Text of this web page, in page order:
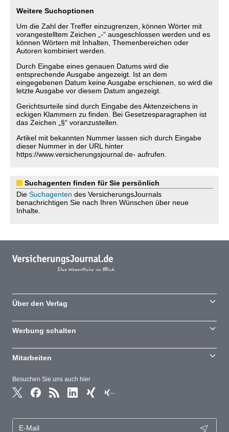
Weitere Suchoptionen
Um die Zahl der Treffer einzugrenzen, können Wörter mit
vorangestelltem Zeichen „-“ ausgeschlossen werden und es
können Wörtern mit Inhalten, Themenbereichen oder
Autoren kombiniert werden.
Durch Eingabe eines genauen Datums wird die
entsprechende Ausgabe angezeigt. Ist an dem
eingegebenen Datum keine Ausgabe erschienen, so wird die
letzte Ausgabe vor diesem Datum angezeigt.
Gerichtsurteile sind durch Eingabe des Aktenzeichens in
eckigen Klammern zu finden. Bei Gesetzesparagraphen ist
das Zeichen „§“ voranzustellen.
Artikel mit bekannten Nummer lassen sich durch Eingabe
dieser Nummer in der URL hinter
https://www.versicherungsjournal.de- aufrufen.
Suchagenten finden für Sie persönlich
Die Suchagenten des VersicherungsJournals
benachrichtigen Sie nach Ihren Wünschen über neue
Inhalte.
Besuchen Sie uns auch hier
Über den Verlag
Werbung schalten
Mitarbeiten